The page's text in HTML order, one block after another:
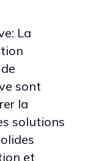
La
sont
la
solutions
et